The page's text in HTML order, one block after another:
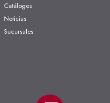
Catálogos
Noticias
Sucursales